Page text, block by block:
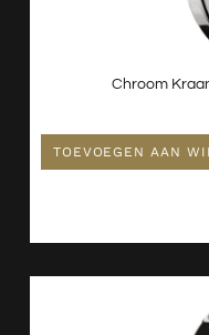
Chroom
TOEVOEGEN AAN